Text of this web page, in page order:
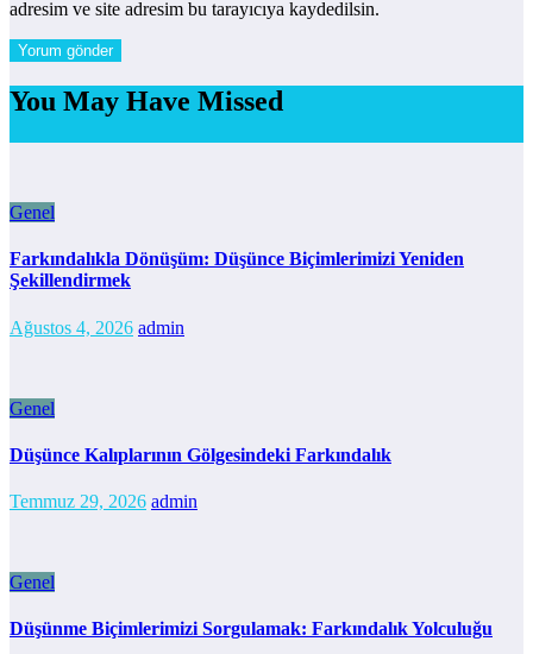
adresim ve site adresim bu tarayıcıya kaydedilsin.
You May Have Missed
Genel
Farkındalıkla Dönüşüm: Düşünce Biçimlerimizi Yeniden
Şekillendirmek
Ağustos 4, 2026 admin
Genel
Düşünce Kalıplarının Gölgesindeki Farkındalık
Temmuz 29, 2026 admin
Genel
Düşünme Biçimlerimizi Sorgulamak: Farkındalık Yolculuğu